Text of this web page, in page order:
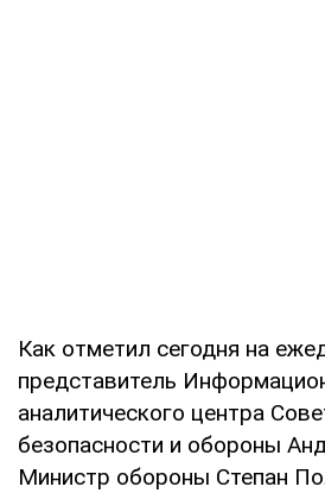
Как отметил сегодня на
представитель
аналитического центра
безопасности и обороны
Министр обороны Степан